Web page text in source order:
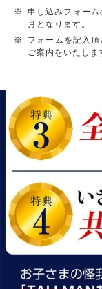
申し込みフォー
月となります。
フォームを記入
ご案内をいたしま